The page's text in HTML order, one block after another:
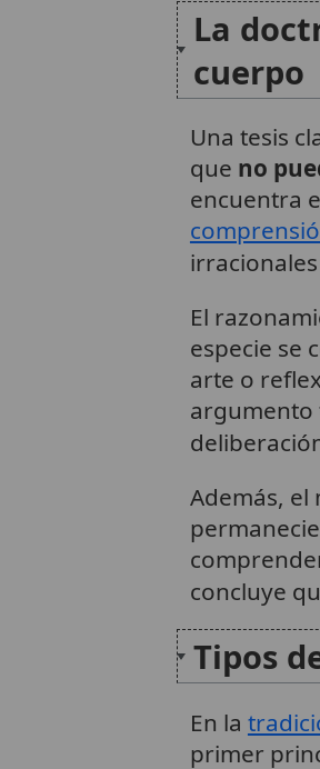
La
cuerpo
Una tesis
que no
encuentra
El
especie se
arte o
argumento
Además, el
concluye
Tipos
En la
primer